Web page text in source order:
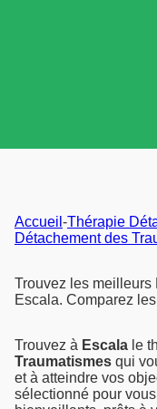
Accueil -Thérapie
Détachement des
Trouvez les meilleurs
Escala. Comparez
Trouvez à Escala le
Traumatismes qui
et à atteindre vos
sélectionné pour